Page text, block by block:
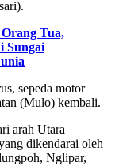
Tua,
Sungai
sepeda motor
(Mulo) kembali.
arah Utara
dikendarai oleh
Nglipar,